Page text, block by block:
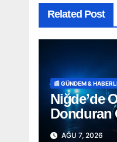
Related Post
📰 GÜNDEM &
Niğde’de
Donduran
Hayatını
AĞU 7, 2026